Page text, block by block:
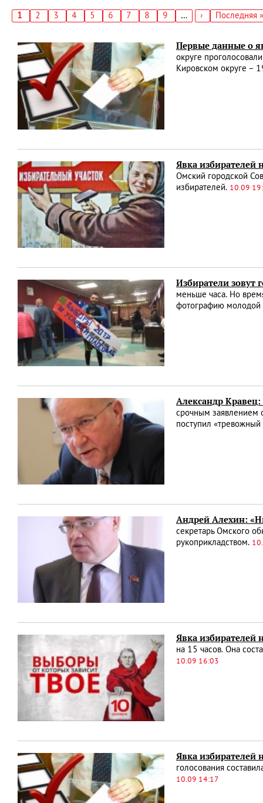
Текущая
1 Страница
2 Страница
3 Страница
4 Страница
5 Страница
6 Страница
7 Страница
8 Страница
9 …
Следующая
›
Последняя
Последняя »
Первые данные о
округе
Кировском округе –
Явка избирателей
Омский городской
избирателей. 10.09
Избиратели зовут
меньше часа. Но
фотографию молодой
Александр Кравец:
срочным заявлением
поступил
Андрей Алехин:
секретарь Омского
рукоприкладством.
Явка избирателей
на 15 часов. Она
10.09 16:03
Явка избирателей
голосования
10.09 14:17